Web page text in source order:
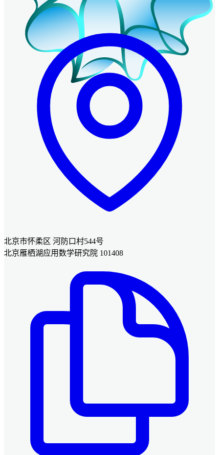
北京市怀柔区 河防口村544号
北京雁栖湖应用数学研究院 101408